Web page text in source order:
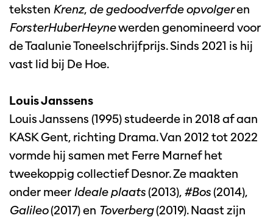
teksten Krenz, de gedoodverfde opvolgeren
ForsterHuberHeynewerden genomineerd voor
de Taalunie Toneelschrijfprijs. Sinds 2021 is hij
vast lid bij De Hoe.
Louis Janssens
Louis Janssens (1995) studeerde in 2018 af aan
KASK Gent, richting Drama. Van 2012 tot 2022
vormde hij samen met Ferre Marnef het
tweekoppig collectief Desnor. Ze maakten
onder meer Ideale plaats(2013), #Bos(2014),
Galileo(2017) en Toverberg(2019). Naast zijn